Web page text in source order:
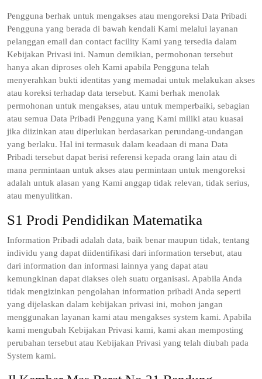
Pengguna berhak untuk mengakses atau mengoreksi Data Pribadi
Pengguna yang berada di bawah kendali Kami melalui layanan
pelanggan email dan contact facility Kami yang tersedia dalam
Kebijakan Privasi ini. Namun demikian, permohonan tersebut
hanya akan diproses oleh Kami apabila Pengguna telah
menyerahkan bukti identitas yang memadai untuk melakukan akses
atau koreksi terhadap data tersebut. Kami berhak menolak
permohonan untuk mengakses, atau untuk memperbaiki, sebagian
atau semua Data Pribadi Pengguna yang Kami miliki atau kuasai
jika diizinkan atau diperlukan berdasarkan perundang-undangan
yang berlaku. Hal ini termasuk dalam keadaan di mana Data
Pribadi tersebut dapat berisi referensi kepada orang lain atau di
mana permintaan untuk akses atau permintaan untuk mengoreksi
adalah untuk alasan yang Kami anggap tidak relevan, tidak serius,
atau menyulitkan.
S1 Prodi Pendidikan Matematika
Information Pribadi adalah data, baik benar maupun tidak, tentang
individu yang dapat diidentifikasi dari information tersebut, atau
dari information dan informasi lainnya yang dapat atau
kemungkinan dapat diakses oleh suatu organisasi. Apabila Anda
tidak mengizinkan pengolahan information pribadi Anda seperti
yang dijelaskan dalam kebijakan privasi ini, mohon jangan
menggunakan layanan kami atau mengakses system kami. Apabila
kami mengubah Kebijakan Privasi kami, kami akan memposting
perubahan tersebut atau Kebijakan Privasi yang telah diubah pada
System kami.